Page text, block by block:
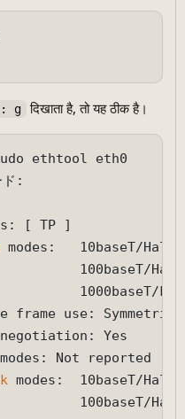
g दिखाता है, तो यह ठीक है।
ethtool eth0
:
[ TP ]
modes:   10baseT/Half
100baseT/
1000baseT/
frame use: Symmetric
Yes
Not reported
modes:  10baseT/Half
100baseT/